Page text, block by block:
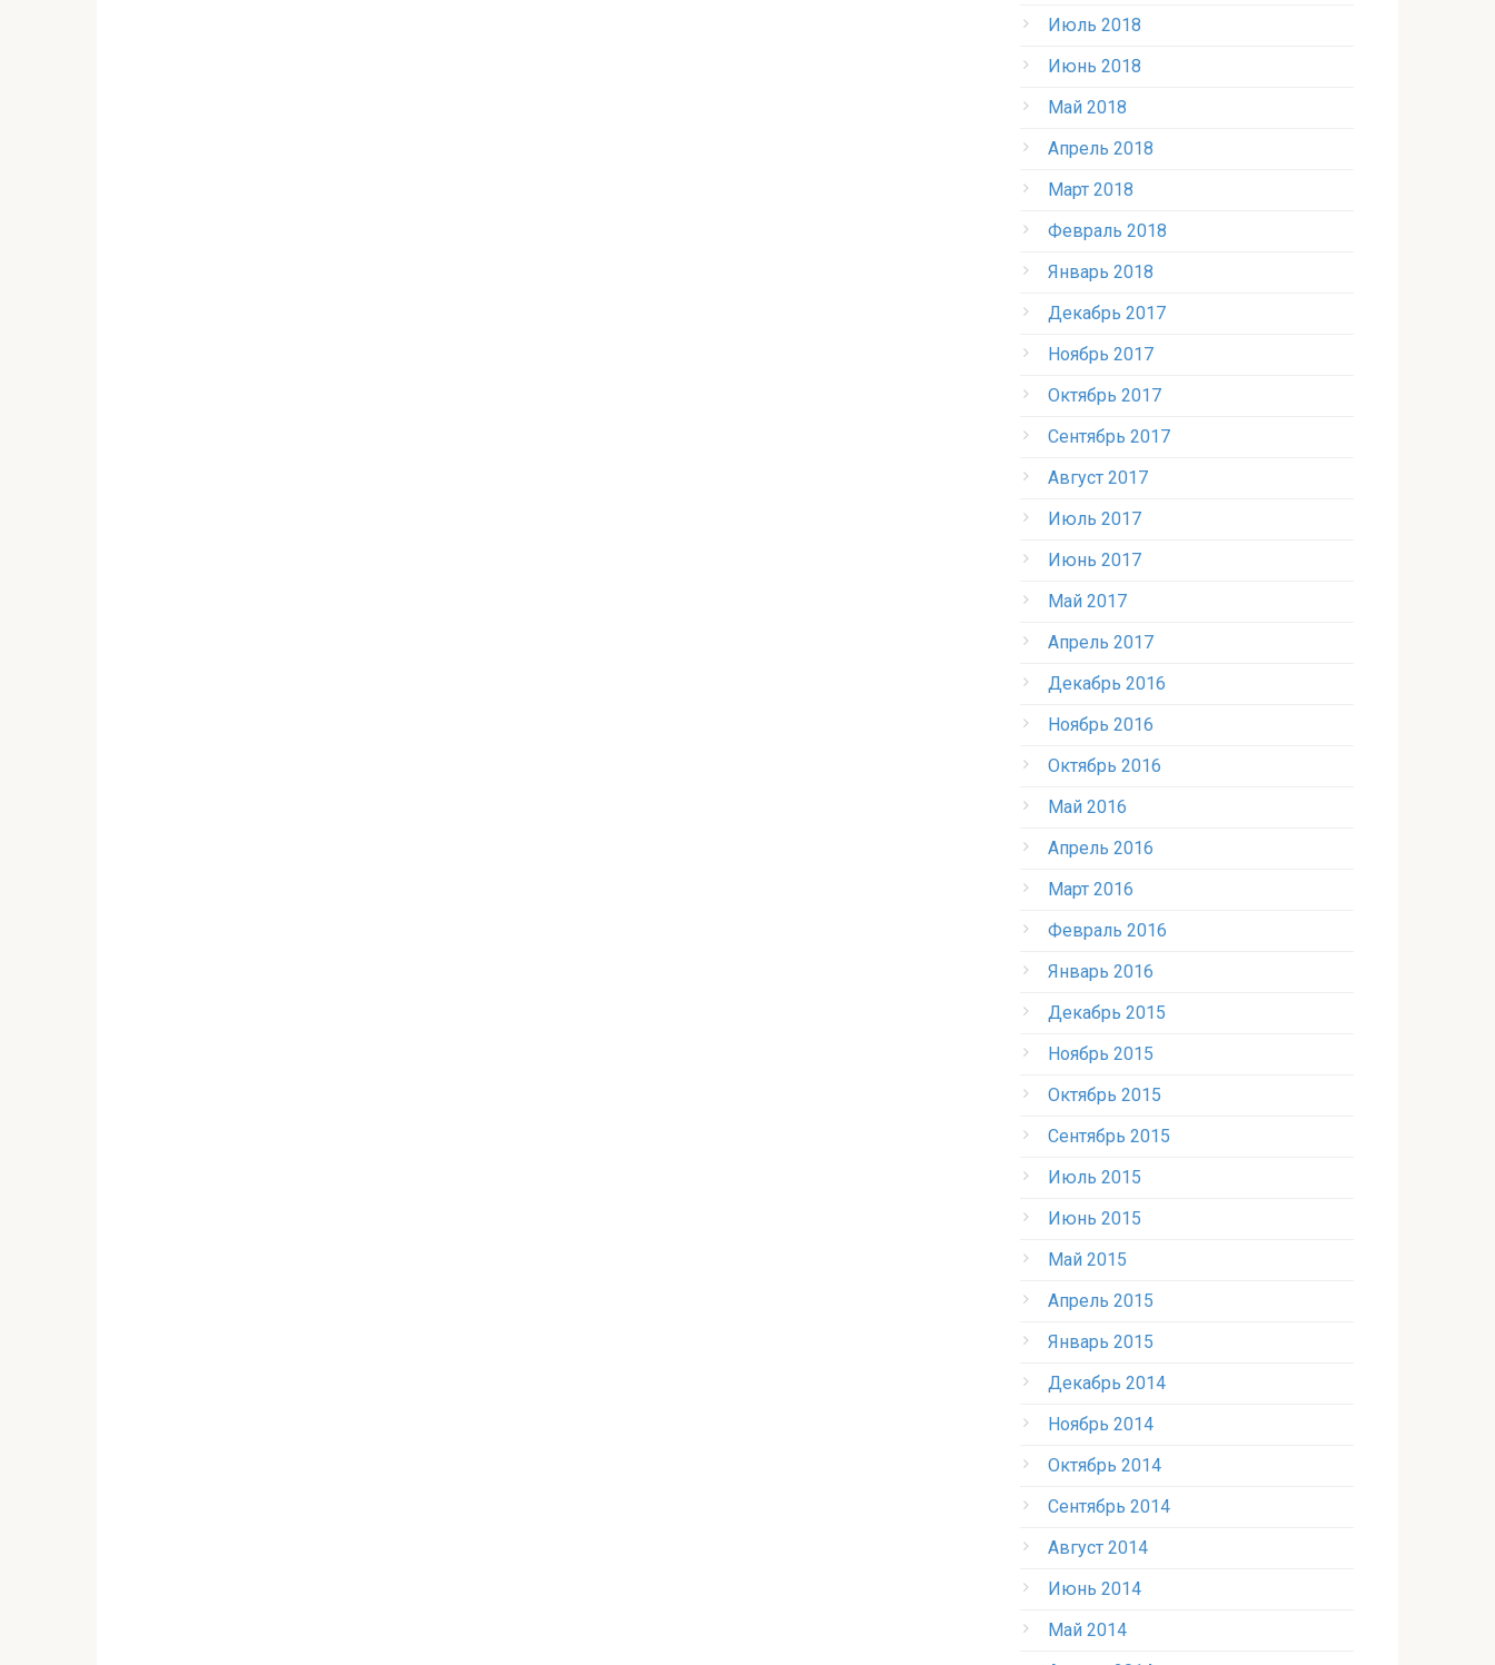
Июль 2018
Июнь 2018
Май 2018
Апрель 2018
Март 2018
Февраль 2018
Январь 2018
Декабрь 2017
Ноябрь 2017
Октябрь 2017
Сентябрь 2017
Август 2017
Июль 2017
Июнь 2017
Май 2017
Апрель 2017
Декабрь 2016
Ноябрь 2016
Октябрь 2016
Май 2016
Апрель 2016
Март 2016
Февраль 2016
Январь 2016
Декабрь 2015
Ноябрь 2015
Октябрь 2015
Сентябрь 2015
Июль 2015
Июнь 2015
Май 2015
Апрель 2015
Январь 2015
Декабрь 2014
Ноябрь 2014
Октябрь 2014
Сентябрь 2014
Август 2014
Июнь 2014
Май 2014